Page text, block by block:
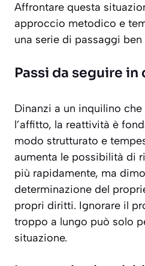
Affrontare questa
approccio metodico e
una serie di passaggi ben
Passi da seguire
Dinanzi a un inquilino
l’affitto, la reattività è
modo strutturato e
aumenta le possibilità di
più rapidamente, ma
determinazione del
propri diritti. Ignorare il
troppo a lungo può solo
situazione.